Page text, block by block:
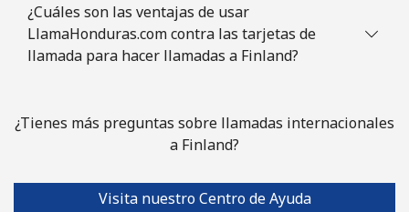
¿Cuáles son las ventajas de usar
LlamaHonduras.com contra las tarjetas de
llamada para hacer llamadas a Finland?
¿Tienes más preguntas sobre llamadas internacionales
a Finland?
Visita nuestro Centro de Ayuda